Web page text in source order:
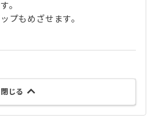
。
プもめざせます。
閉じる